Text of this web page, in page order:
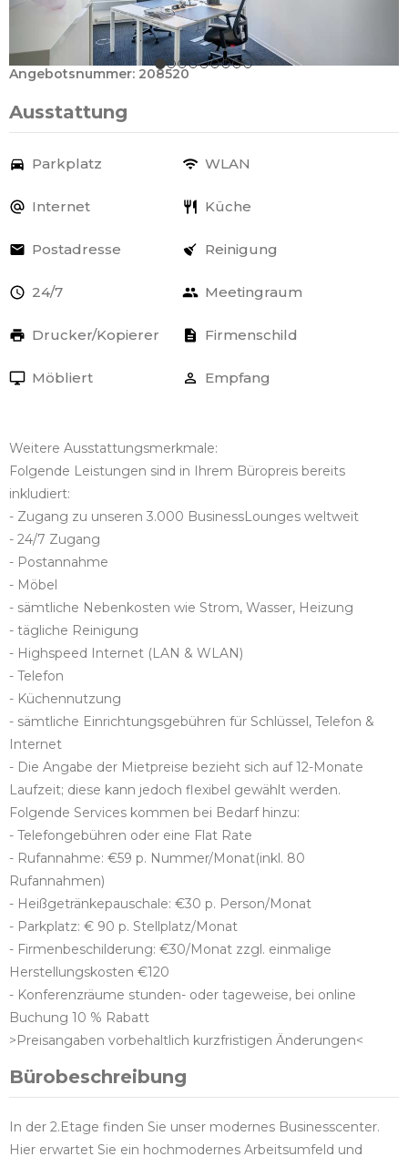
Angebotsnummer: 208520
Ausstattung
Parkplatz WLAN
Internet Küche
Postadresse Reinigung
24/7 Meetingraum
Drucker/Kopierer Firmenschild
Möbliert Empfang
Weitere Ausstattungsmerkmale:
Folgende Leistungen sind in Ihrem Büropreis bereits
inkludiert:
- Zugang zu unseren 3.000 BusinessLounges weltweit
- 24/7 Zugang
- Postannahme
- Möbel
- sämtliche Nebenkosten wie Strom, Wasser, Heizung
- tägliche Reinigung
- Highspeed Internet (LAN & WLAN)
- Telefon
- Küchennutzung
- sämtliche Einrichtungsgebühren für Schlüssel, Telefon &
Internet
- Die Angabe der Mietpreise bezieht sich auf 12-Monate
Laufzeit; diese kann jedoch flexibel gewählt werden.
Folgende Services kommen bei Bedarf hinzu:
- Telefongebühren oder eine Flat Rate
- Rufannahme: €59 p. Nummer/Monat(inkl. 80
Rufannahmen)
- Heißgetränkepauschale: €30 p. Person/Monat
- Parkplatz: € 90 p. Stellplatz/Monat
- Firmenbeschilderung: €30/Monat zzgl. einmalige
Herstellungskosten €120
- Konferenzräume stunden- oder tageweise, bei online
Buchung 10 % Rabatt
>Preisangaben vorbehaltlich kurzfristigen Änderungen<
Bürobeschreibung
In der 2.Etage finden Sie unser modernes Businesscenter.
Hier erwartet Sie ein hochmodernes Arbeitsumfeld und